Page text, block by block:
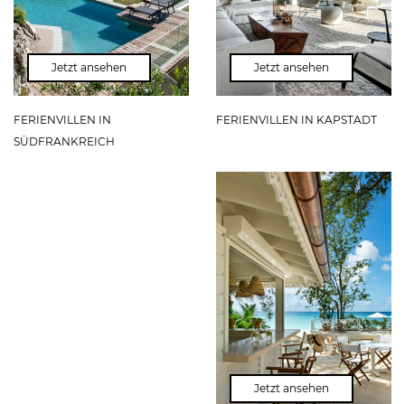
Jetzt ansehen
FERIENVILLEN IN
SÜDFRANKREICH
Jetzt ansehen
FERIENVILLEN IN KAPSTADT
Jetzt ansehen